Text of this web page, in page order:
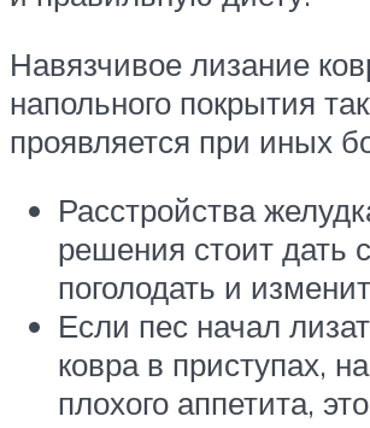
Навязчивое лизание
напольного покрытия
проявляется при иных
Расстройства
решения стоит дать
поголодать и
Если пес начал
ковра в приступах,
плохого аппетита, это